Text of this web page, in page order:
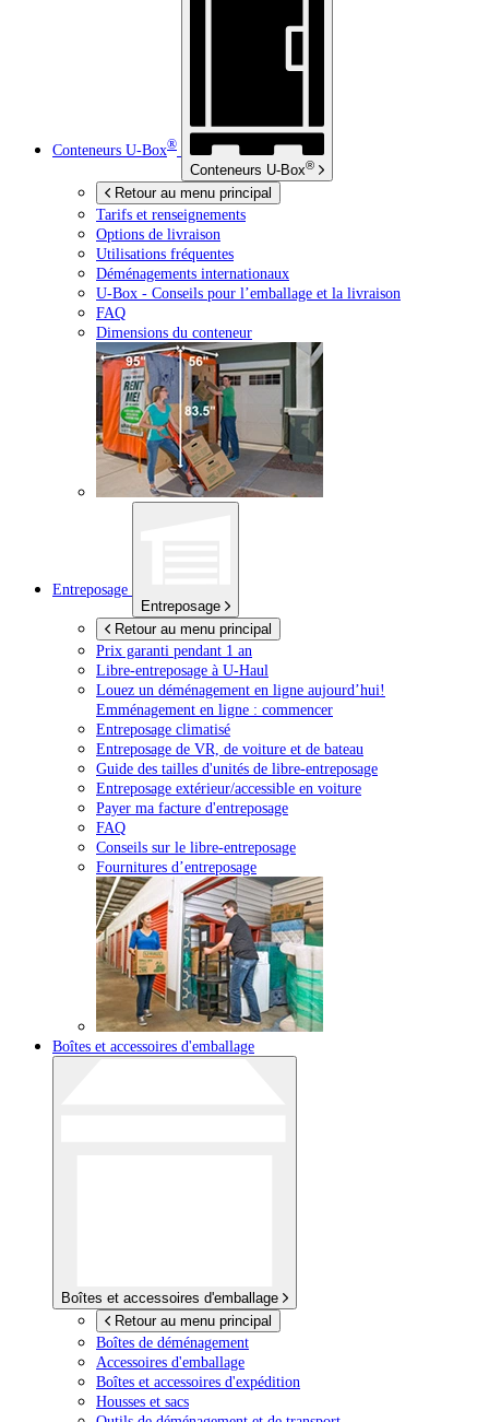
Conteneurs U-Box®
Conteneurs U-Box®
Retour au menu principal
Tarifs et renseignements
Options de livraison
Utilisations fréquentes
Déménagements internationaux
U-Box - Conseils pour l’emballage et la livraison
FAQ
Dimensions du conteneur
Entreposage
Entreposage
Retour au menu principal
Prix garanti pendant 1 an
Libre-entreposage à U-Haul
Louez un déménagement en ligne aujourd’hui!
Emménagement en ligne : commencer
Entreposage climatisé
Entreposage de VR, de voiture et de bateau
Guide des tailles d'unités de libre-entreposage
Entreposage extérieur/accessible en voiture
Payer ma facture d'entreposage
FAQ
Conseils sur le libre-entreposage
Fournitures d’entreposage
Boîtes et accessoires d'emballage
Boîtes et accessoires d'emballage
Retour au menu principal
Boîtes de déménagement
Accessoires d'emballage
Boîtes et accessoires d'expédition
Housses et sacs